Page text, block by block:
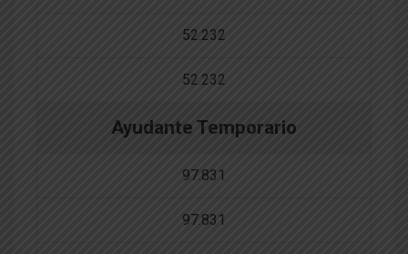
52.232
52.232
Ayudante Temporario
97.831
97.831